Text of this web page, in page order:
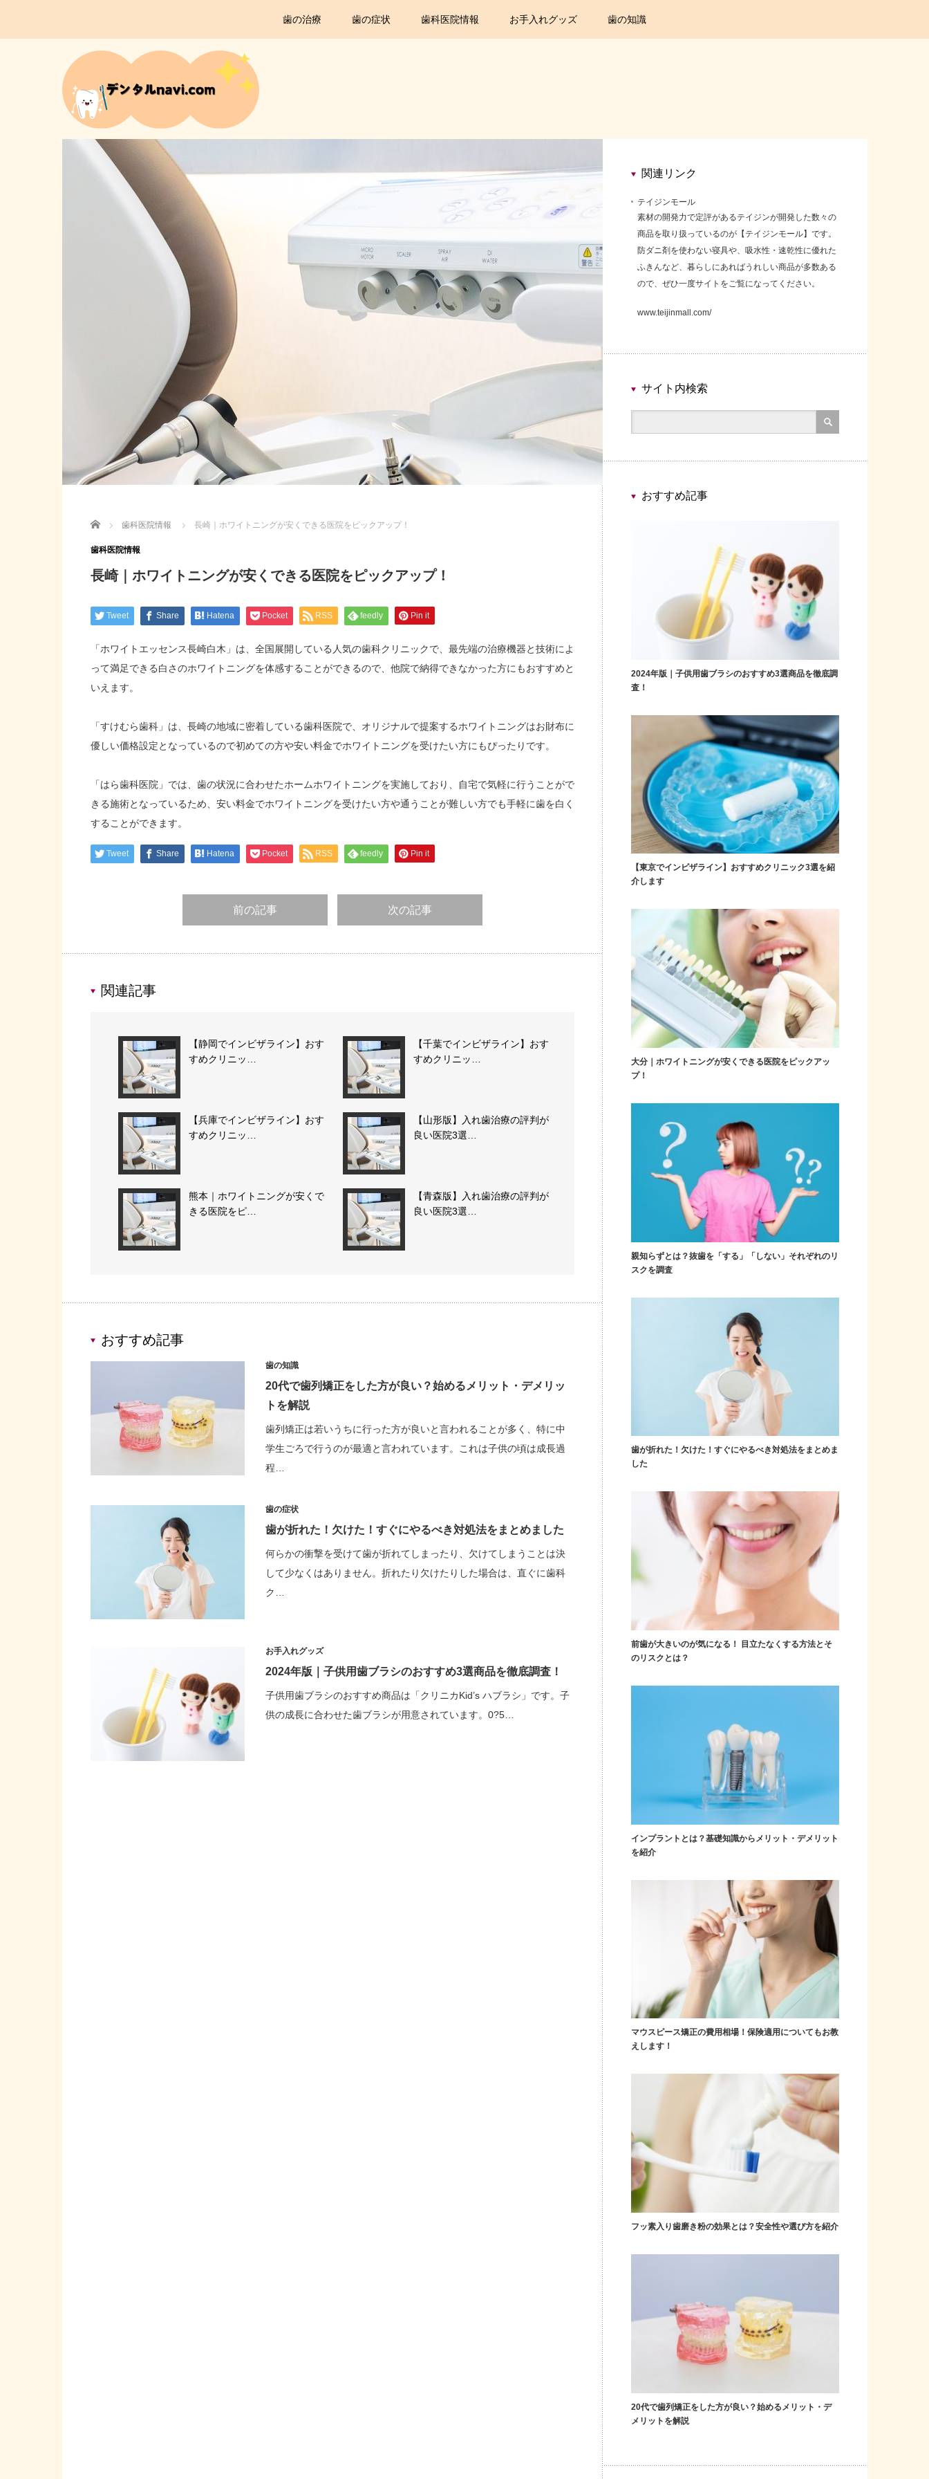
歯の治療
歯の症状 歯科医院情報 お手入れグッズ 歯の知識
Home 歯科医院情報 長崎｜ホワイトニングが安くできる医院をピックアップ！
歯科医院情報
長崎｜ホワイトニングが安くできる医院をピックアップ！
Tweet Share Hatena Pocket RSS feedly Pin it
「ホワイトエッセンス長崎白木」は、全国展開している人気の歯科クリニックで、最先端の治療機器と技術によ
って満足できる白さのホワイトニングを体感することができるので、他院で納得できなかった方にもおすすめと
いえます。
「すけむら歯科」は、長崎の地域に密着している歯科医院で、オリジナルで提案するホワイトニングはお財布に
優しい価格設定となっているので初めての方や安い料金でホワイトニングを受けたい方にもぴったりです。
「はら歯科医院」では、歯の状況に合わせたホームホワイトニングを実施しており、自宅で気軽に行うことがで
きる施術となっているため、安い料金でホワイトニングを受けたい方や通うことが難しい方でも手軽に歯を白く
することができます。
Tweet Share Hatena Pocket RSS feedly Pin it
前の記事 次の記事
関連記事
【静岡でインビザライン】おす
すめクリニッ…
【千葉でインビザライン】おす
すめクリニッ…
【兵庫でインビザライン】おす
すめクリニッ…
【山形版】入れ歯治療の評判が
良い医院3選…
熊本｜ホワイトニングが安くで
きる医院をピ…
【青森版】入れ歯治療の評判が
良い医院3選…
おすすめ記事
歯の知識
20代で歯列矯正をした方が良い？始めるメリット・デメリッ
トを解説
歯列矯正は若いうちに行った方が良いと言われることが多く、特に中
学生ごろで行うのが最適と言われています。これは子供の頃は成長過
程…
歯の症状
歯が折れた！欠けた！すぐにやるべき対処法をまとめました
何らかの衝撃を受けて歯が折れてしまったり、欠けてしまうことは決
して少なくはありません。折れたり欠けたりした場合は、直ぐに歯科
ク…
お手入れグッズ
2024年版｜子供用歯ブラシのおすすめ3選商品を徹底調査！
子供用歯ブラシのおすすめ商品は「クリニカKid’s ハブラシ」です。子
供の成長に合わせた歯ブラシが用意されています。0?5…
関連リンク
テイジンモール
素材の開発力で定評があるテイジンが開発した数々の
商品を取り扱っているのが【テイジンモール】です。
防ダニ剤を使わない寝具や、吸水性・速乾性に優れた
ふきんなど、暮らしにあればうれしい商品が多数ある
ので、ぜひ一度サイトをご覧になってください。
www.teijinmall.com/
サイト内検索
おすすめ記事
2024年版｜子供用歯ブラシのおすすめ3選商品を徹底調
査！
【東京でインビザライン】おすすめクリニック3選を紹
介します
大分｜ホワイトニングが安くできる医院をピックアッ
プ！
親知らずとは？抜歯を「する」「しない」それぞれのリ
スクを調査
歯が折れた！欠けた！すぐにやるべき対処法をまとめま
した
前歯が大きいのが気になる！ 目立たなくする方法とそ
のリスクとは？
インプラントとは？基礎知識からメリット・デメリット
を紹介
マウスピース矯正の費用相場！保険適用についてもお教
えします！
フッ素入り歯磨き粉の効果とは？安全性や選び方を紹介
20代で歯列矯正をした方が良い？始めるメリット・デ
メリットを解説